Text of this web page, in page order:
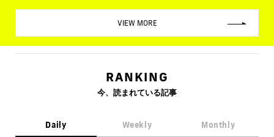
VIEW MORE
RANKING
今、読まれている記事
Daily Weekly Monthly